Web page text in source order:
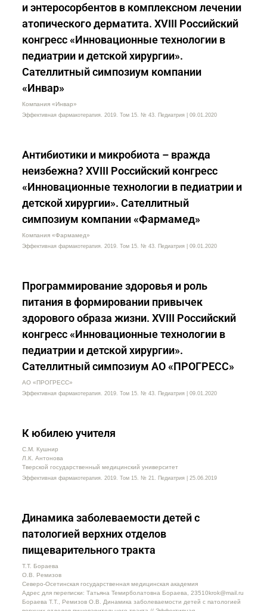
и энтеросорбентов в комплексном лечении
атопического дерматита. XVIII Российский
конгресс «Инновационные технологии в
педиатрии и детской хирургии».
Сателлитный симпозиум компании
«Инвар»
Компания «Инвар»
Эффективная фармакотерапия. 2019. Том 15. № 43. Педиатрия | 09.01.2020
Антибиотики и микробиота – вражда
неизбежна? XVIII Российский конгресс
«Инновационные технологии в педиатрии и
детской хирургии». Сателлитный
симпозиум компании «Фармамед»
Компания «Фармамед»
Эффективная фармакотерапия. 2019. Том 15. № 43. Педиатрия | 09.01.2020
Программирование здоровья и роль
питания в формировании привычек
здорового образа жизни. XVIII Российский
конгресс «Инновационные технологии в
педиатрии и детской хирургии».
Сателлитный симпозиум АО «ПРОГРЕСС»
АО «ПРОГРЕСС»
Эффективная фармакотерапия. 2019. Том 15. № 43. Педиатрия | 09.01.2020
К юбилею учителя
С.М. Кушнир
Л.К. Антонова
Тверской государственный медицинский университет
Эффективная фармакотерапия. 2019. Том 15. № 21. Педиатрия | 25.06.2019
Динамика заболеваемости детей с
патологией верхних отделов
пищеварительного тракта
Т.Т. Бораева
О.В. Ремизов
Северо-Осетинская государственная медицинская академия
Адрес для переписки: Татьяна Темирболатовна Бораева, 23510krok@mail.ru
Бораева Т.Т., Ремизов О.В. Динамика заболеваемости детей с патологией